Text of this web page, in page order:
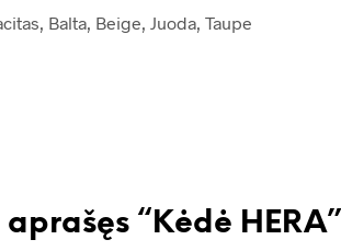
Balta, Beige, Juoda, Taupe
“Kėdė HERA”